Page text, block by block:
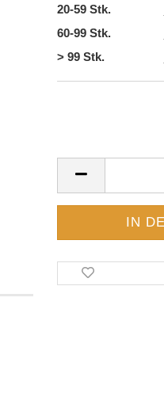
20-59 Stk.
60-99 Stk.
> 99 Stk.